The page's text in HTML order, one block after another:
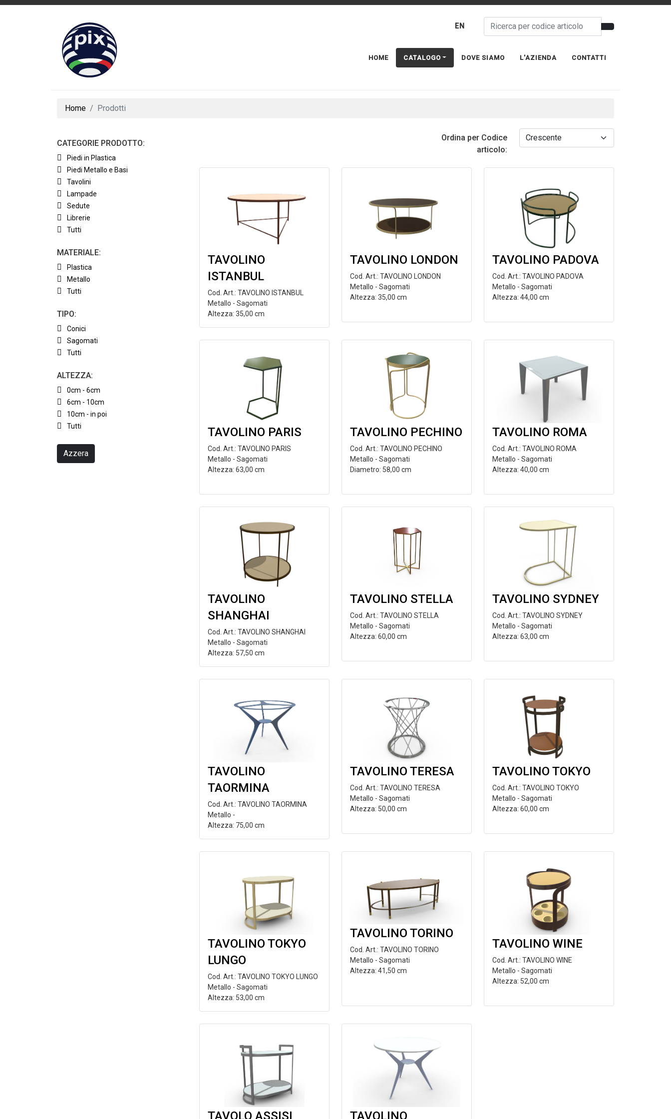
EN
HOME CATALOGO DOVE SIAMO L'AZIENDA CONTATTI
Home Prodotti
CATEGORIE PRODOTTO:
Piedi in Plastica
Piedi Metallo e Basi
Tavolini
Lampade
Sedute
Librerie
Tutti
MATERIALE:
Plastica
Metallo
Tutti
TIPO:
Conici
Sagomati
Tutti
ALTEZZA:
0cm - 6cm
6cm - 10cm
10cm - in poi
Tutti
Azzera
Ordina per Codice
articolo:
TAVOLINO
ISTANBUL
Cod. Art.: TAVOLINO ISTANBUL
Metallo - Sagomati
Altezza: 35,00 cm
TAVOLINO LONDON
Cod. Art.: TAVOLINO LONDON
Metallo - Sagomati
Altezza: 35,00 cm
TAVOLINO PADOVA
Cod. Art.: TAVOLINO PADOVA
Metallo - Sagomati
Altezza: 44,00 cm
TAVOLINO PARIS
Cod. Art.: TAVOLINO PARIS
Metallo - Sagomati
Altezza: 63,00 cm
TAVOLINO PECHINO
Cod. Art.: TAVOLINO PECHINO
Metallo - Sagomati
Diametro: 58,00 cm
TAVOLINO ROMA
Cod. Art.: TAVOLINO ROMA
Metallo - Sagomati
Altezza: 40,00 cm
TAVOLINO
SHANGHAI
Cod. Art.: TAVOLINO SHANGHAI
Metallo - Sagomati
Altezza: 57,50 cm
TAVOLINO STELLA
Cod. Art.: TAVOLINO STELLA
Metallo - Sagomati
Altezza: 60,00 cm
TAVOLINO SYDNEY
Cod. Art.: TAVOLINO SYDNEY
Metallo - Sagomati
Altezza: 63,00 cm
TAVOLINO
TAORMINA
Cod. Art.: TAVOLINO TAORMINA
Metallo -
Altezza: 75,00 cm
TAVOLINO TERESA
Cod. Art.: TAVOLINO TERESA
Metallo - Sagomati
Altezza: 50,00 cm
TAVOLINO TOKYO
Cod. Art.: TAVOLINO TOKYO
Metallo - Sagomati
Altezza: 60,00 cm
TAVOLINO TOKYO
LUNGO
Cod. Art.: TAVOLINO TOKYO LUNGO
Metallo - Sagomati
Altezza: 53,00 cm
TAVOLINO TORINO
Cod. Art.: TAVOLINO TORINO
Metallo - Sagomati
Altezza: 41,50 cm
TAVOLINO WINE
Cod. Art.: TAVOLINO WINE
Metallo - Sagomati
Altezza: 52,00 cm
TAVOLO ASSISI TAVOLINO